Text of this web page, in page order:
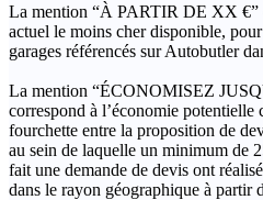
La mention “À PARTIR DE XX €”
actuel le moins cher disponible,
garages référencés sur Autobutler
La mention “ÉCONOMISEZ
correspond à l’économie potentielle
fourchette entre la proposition de
au sein de laquelle un minimum de
fait une demande de devis ont
dans le rayon géographique à partir